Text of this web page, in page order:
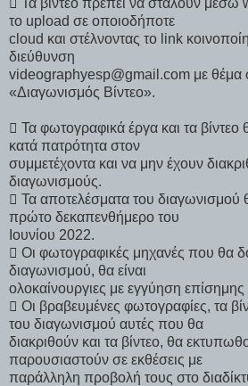
το upload σε οποιοδήποτε
cloud και στέλνοντας το link
διεύθυνση
videographyesp@gmail.com με θέμα
«Διαγωνισμός Βίντεο».
 Τα φωτογραφικά έργα και τα
κατά πατρότητα στον
συμμετέχοντα και να μην έχουν
διαγωνισμούς.
 Τα αποτελέσματα του
πρώτο δεκαπενθήμερο του
Ιουνίου 2022.
 Οι φωτογραφικές μηχανές που θα
διαγωνισμού, θα είναι
ολοκαίνουργιες με εγγύηση
 Οι βραβευμένες φωτογραφίες, τα
του διαγωνισμού αυτές που θα
διακριθούν και τα βίντεο, θα
παρουσιαστούν σε εκθέσεις με
παράλληλη προβολή τους στο